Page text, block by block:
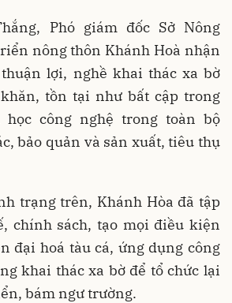
Phó giám đốc Sở Nông
nông thôn Khánh Hoà nhận
lợi, nghề khai thác xa bờ
tồn tại như bất cập trong
học công nghệ trong toàn bộ
bảo quản và sản xuất, tiêu thụ
trạng trên, Khánh Hòa đã tập
chính sách, tạo mọi điều kiện
đại hoá tàu cá, ứng dụng công
khai thác xa bờ để tổ chức lại
bám ngư trường.